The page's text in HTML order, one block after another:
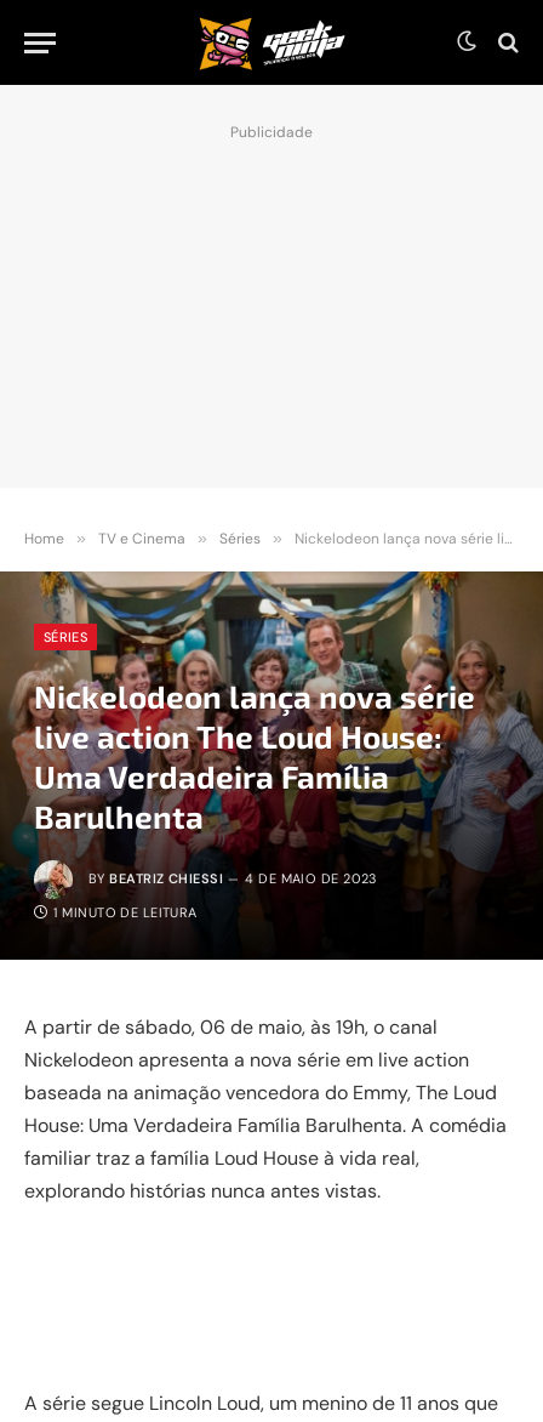
Publicidade
Home » TV e Cinema » Séries » Nickelodeon lança nova série live action The Loud House: Uma Verdadeira Família Barulhenta
SÉRIES
Nickelodeon lança nova série
live action The Loud House:
Uma Verdadeira Família
Barulhenta
BY BEATRIZ CHIESSI 4 DE MAIO DE 2023
1 MINUTO DE LEITURA
A partir de sábado, 06 de maio, às 19h, o canal
Nickelodeon apresenta a nova série em live action
baseada na animação vencedora do Emmy, The Loud
House: Uma Verdadeira Família Barulhenta. A comédia
familiar traz a família Loud House à vida real,
explorando histórias nunca antes vistas.
A série segue Lincoln Loud, um menino de 11 anos que